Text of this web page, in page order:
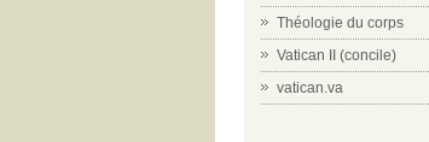
Théologie du corps
Vatican II (concile)
vatican.va